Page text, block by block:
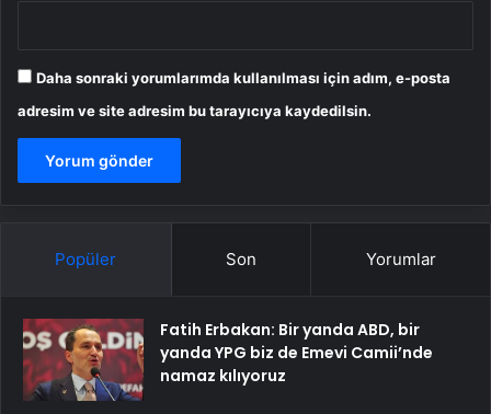
Daha sonraki yorumlarımda kullanılması için adım, e-posta
adresim ve site adresim bu tarayıcıya kaydedilsin.
Popüler Son Yorumlar
Fatih Erbakan: Bir yanda ABD, bir
yanda YPG biz de Emevi Camii’nde
namaz kılıyoruz